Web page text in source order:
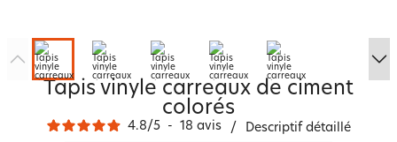
Tapis vinyle carreaux de ciment
colorés
4.8/5 - 18 avis / Descriptif détaillé